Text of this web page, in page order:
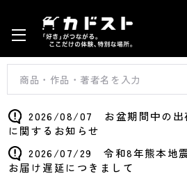
2026/08/07 お盆期間中の出
に関するお知らせ
2026/07/29 令和8年熊本地
お届け遅延につきまして